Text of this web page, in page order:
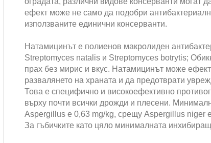
ефект може не само да подобри
използваните единични консерванти.
Натамицинът е полиенов макролиден
Streptomyces natalis и Streptomyces botrytis;
прах без мирис и вкус. Натамицинът може
развалянето на храната и да предотврати
Това е специфично и високоефективно
върху почти всички дрожди и плесени.
Aspergillus е 0,63 mg/kg, срещу Aspergillus niger
За гъбичките като цяло минималната